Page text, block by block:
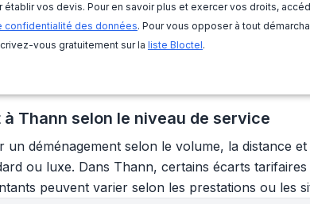
établir vos devis. Pour en savoir plus et exercer vos droits,
confidentialité des données. Pour vous opposer à tout
vous gratuitement sur la liste Bloctel.
Thann selon le niveau de service
déménagement selon le volume, la distance
ou luxe. Dans Thann, certains écarts
peuvent varier selon les prestations ou les